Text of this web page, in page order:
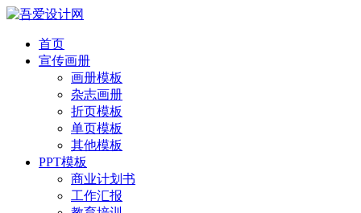
首页
宣传画册
画册模板
杂志画册
折页模板
单页模板
其他模板
PPT模板
商业计划书
工作汇报